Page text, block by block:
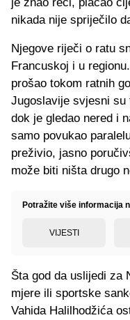
nikada nije spriječilo
Njegove riječi o ratu
Francuskoj i u
prošao tokom ratnih
Jugoslavije svjesni su
dok je gledao nered i
samo povukao
preživio, jasno
može biti ništa drugo
Potražite više informacija
VIJESTI
Šta god da uslijedi za
mjere ili sportske
Vahida Halilhodžića